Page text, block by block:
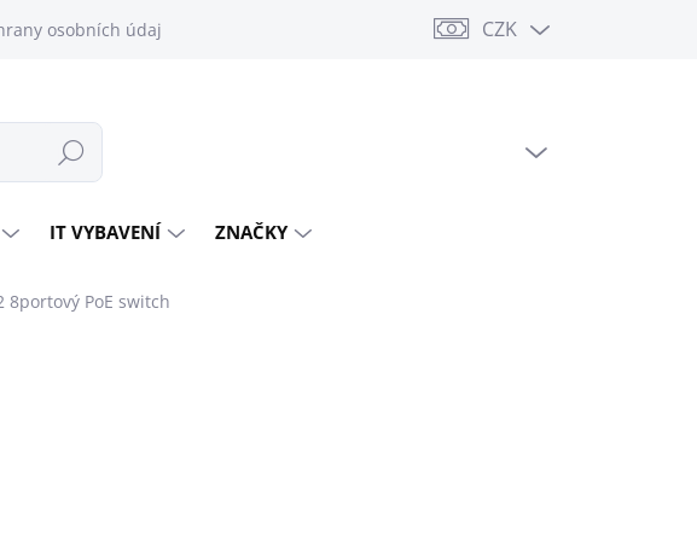
osobních údajů CZK
Hledat
IT VYBAVENÍ ZNAČKY
8portový PoE switch